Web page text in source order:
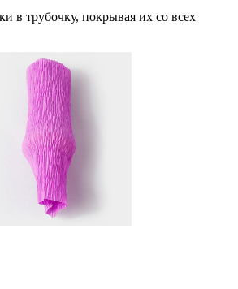
в трубочку, покрывая их со всех